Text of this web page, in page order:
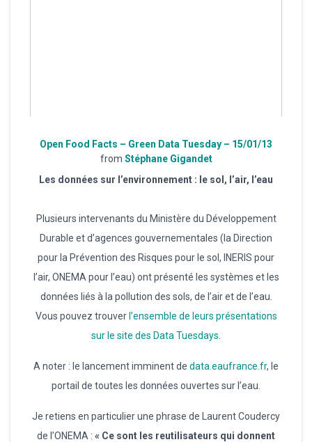
Open Food Facts – Green Data Tuesday – 15/01/13
from Stéphane Gigandet
Les données sur l’environnement : le sol, l’air, l’eau
Plusieurs intervenants du Ministère du Développement
Durable et d’agences gouvernementales (la Direction
pour la Prévention des Risques pour le sol, INERIS pour
l’air, ONEMA pour l’eau) ont présenté les systèmes et les
données liés à la pollution des sols, de l’air et de l’eau.
Vous pouvez trouverl’ensemble de leurs présentations
sur le site des Data Tuesdays
A noter : le lancement imminent de data.eaufrance.fr, le
portail de toutes les données ouvertes sur l’eau.
Je retiens en particulier une phrase de Laurent Coudercy
de l’ONEMA : « Ce sont les reutilisateurs qui donnent